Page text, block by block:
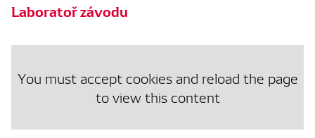
Laboratoř závodu
You must accept cookies and reload the page
to view this content